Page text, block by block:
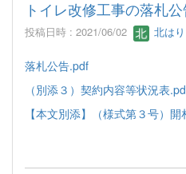
トイレ改修工事の落札
投稿日時 : 2021/06/02 北は
落札公告.pdf
（別添３）契約内容等状況表
【本文別添】（様式第３号）